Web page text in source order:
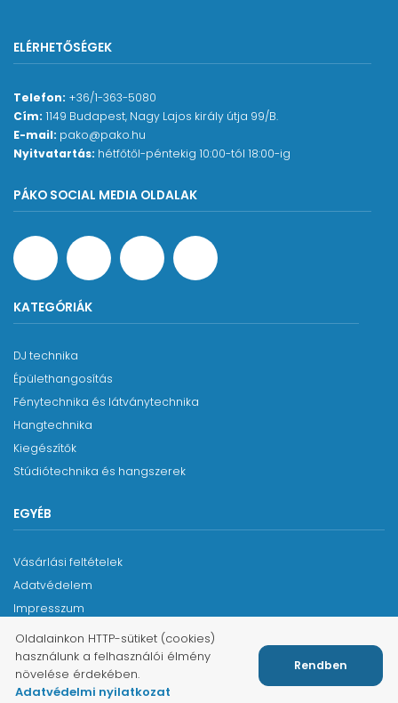
ELÉRHETŐSÉGEK
Telefon: +36/1-363-5080
Cím: 1149 Budapest, Nagy Lajos király útja 99/B.
E-mail: pako@pako.hu
Nyitvatartás: hétfőtől-péntekig 10:00-tól 18:00-ig
PÁKO SOCIAL MEDIA OLDALAK
KATEGÓRIÁK
DJ technika
Épülethangosítás
Fénytechnika és látványtechnika
Hangtechnika
Kiegészítők
Stúdiótechnika és hangszerek
EGYÉB
Vásárlási feltételek
Adatvédelem
Impresszum
2026 © Páko Pro Kft. - Minden jog fenntartva.
Oldalainkon HTTP-sütiket (cookies)
használunk a felhasználói élmény
növelése érdekében.
Adatvédelmi nyilatkozat
Rendben